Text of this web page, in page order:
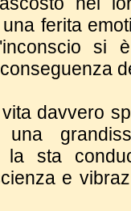
ferita
si
davvero
la sta
e